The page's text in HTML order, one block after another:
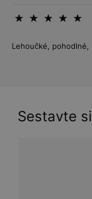
Lehoučké, pohodlné,
Sestavte